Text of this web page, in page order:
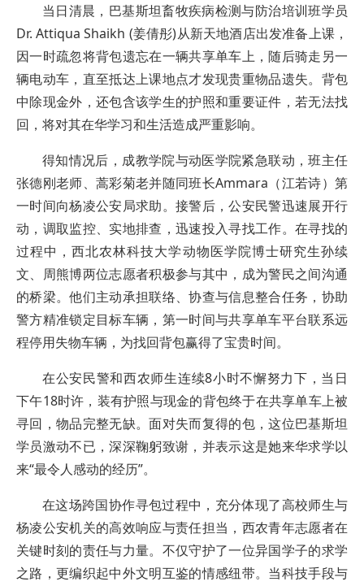
当日清晨，巴基斯坦畜牧疾病检测与防治培训班学员
Dr. Attiqua Shaikh (姜倩彤)从新天地酒店出发准备上课，
因一时疏忽将背包遗忘在一辆共享单车上，随后骑走另一
辆电动车，直至抵达上课地点才发现贵重物品遗失。背包
中除现金外，还包含该学生的护照和重要证件，若无法找
回，将对其在华学习和生活造成严重影响。
得知情况后，成教学院与动医学院紧急联动，班主任
张德刚老师、蒿彩菊老并随同班长Ammara（江若诗）第
一时间向杨凌公安局求助。接警后，公安民警迅速展开行
动，调取监控、实地排查，迅速投入寻找工作。在寻找的
过程中，西北农林科技大学动物医学院博士研究生孙续
文、周熊博两位志愿者积极参与其中，成为警民之间沟通
的桥梁。他们主动承担联络、协查与信息整合任务，协助
警方精准锁定目标车辆，第一时间与共享单车平台联系远
程停用失物车辆，为找回背包赢得了宝贵时间。
在公安民警和西农师生连续8小时不懈努力下，当日
下午18时许，装有护照与现金的背包终于在共享单车上被
寻回，物品完整无缺。面对失而复得的包，这位巴基斯坦
学员激动不已，深深鞠躬致谢，并表示这是她来华求学以
来“最令人感动的经历”。
在这场跨国协作寻包过程中，充分体现了高校师生与
杨凌公安机关的高效响应与责任担当，西农青年志愿者在
关键时刻的责任与力量。不仅守护了一位异国学子的求学
之路，更编织起中外文明互鉴的情感纽带。当科技手段与